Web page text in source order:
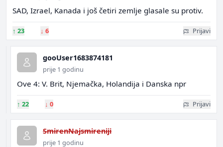
SAD, Izrael, Kanada i još četiri zemlje glasale su protiv.
↑ 23 ↓ 6 Prijavi
gooUser1683874181
prije 1 godinu
Ove 4: V. Brit, Njemačka, Holandija i Danska npr
↑ 22 ↓ 0 Prijavi
SmirenNajsmireniji
prije 1 godinu